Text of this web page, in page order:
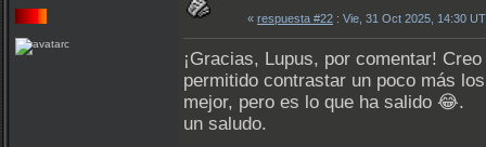
« respuesta #22 : Vie, 31 Oct 2025, 14:30
¡Gracias, Lupus, por comentar!
permitido contrastar un poco más
mejor, pero es lo que ha salido 😂.
un saludo.